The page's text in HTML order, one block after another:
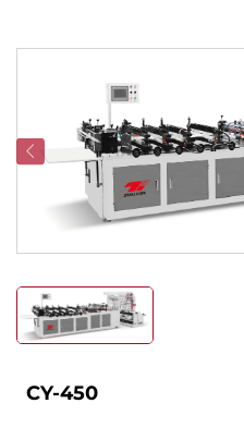
ҚОСЫЛҒАН СУАЛДАР
CY-450